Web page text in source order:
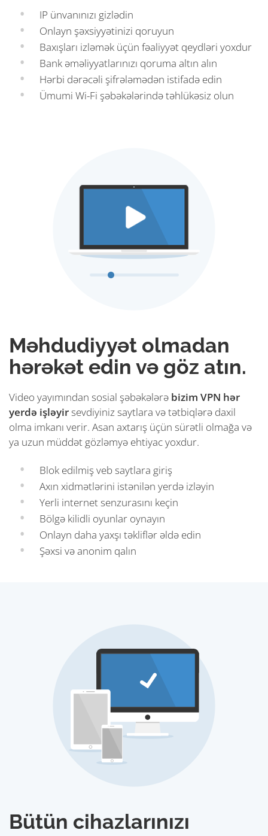
IP ünvanınızı gizlədin
Onlayn şəxsiyyətinizi qoruyun
Baxışları izləmək üçün fəaliyyət qeydləri yoxdur
Bank əməliyyatlarınızı qoruma altın alın
Hərbi dərəcəli şifrələmədən istifadə edin
Ümumi Wi-Fi şəbəkələrində təhlükəsiz olun
Məhdudiyyət olmadan
hərəkət edin və göz atın.
Video yayımından sosial şəbəkələrə bizim VPN hər
yerdə işləyir sevdiyiniz saytlara və tətbiqlərə daxil
olma imkanı verir. Asan axtarış üçün sürətli olmağa və
ya uzun müddət gözləmyə ehtiyac yoxdur.
Blok edilmiş veb saytlara giriş
Axın xidmətlərini istənilən yerdə izləyin
Yerli internet senzurasını keçin
Bölgə kilidli oyunlar oynayın
Onlayn daha yaxşı təkliflər əldə edin
Şəxsi və anonim qalın
Bütün cihazlarınızı